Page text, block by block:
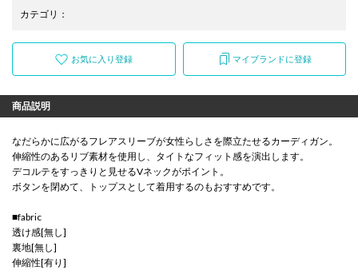
カテゴリ ：
お気に入り登録 マイブランドに登録
商品説明
なだらかに広がるフレアスリーブが女性らしさを際立たせるカーディガン。
伸縮性のあるリブ素材を使用し、タイトなフィット感を演出します。
デコルテをすっきりと見せるVネックがポイント。
ボタンを閉めて、トップスとして着用するのもおすすめです。
■fabric
透け感[無し]
裏地[無し]
伸縮性[有り]